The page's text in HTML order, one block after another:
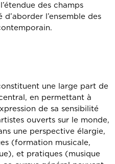
des champs
l’ensemble des
une large part de
en permettant à
de sa sensibilité
ouverts sur le monde,
une perspective élargie,
(formation musicale,
et pratiques (musique